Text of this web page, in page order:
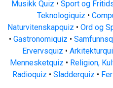
Musikk Quiz • Sport og
Teknologiquiz •
Naturvitenskapquiz • Ord og
• Gastronomiquiz •
Ervervsquiz •
Mennesketquiz • Religion,
Radioquiz • Sladderquiz •